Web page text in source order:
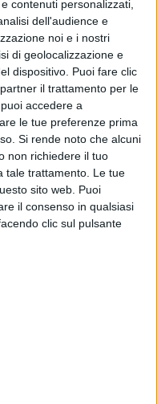
contenuti personalizzati,
dell'audience e
noi e i nostri
di geolocalizzazione e
dispositivo. Puoi fare clic
il trattamento per le
accedere a
le tue preferenze prima
Si rende noto che alcuni
non richiedere il tuo
tale trattamento. Le tue
sito web. Puoi
il consenso in qualsiasi
clic sul pulsante
tema. Infatti, sarà
del sindaco, ad
pubblica per
che verosimilmente
settimana di marzo.
agli artt. 14
2022, assicurando la
quale tipologia
di servizi", ha
della gestione
da individuare tramite